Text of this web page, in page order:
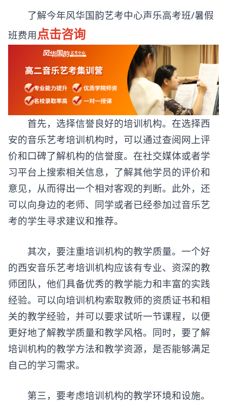
了解今年风华国韵艺考中心声乐高考班/暑假
班费用点击咨询
首先，选择信誉良好的培训机构。在选择西
安的音乐艺考培训机构时，可以通过查阅网上评
价和口碑了解机构的信誉度。在社交媒体或者学
习平台上搜索相关信息，了解其他学员的评价和
意见，从而得出一个相对客观的判断。此外，还
可以向身边的老师、同学或者已经参加过音乐艺
考的学生寻求建议和推荐。
其次，要注重培训机构的教学质量。一个好
的西安音乐艺考培训机构应该有专业、资深的教
师团队，他们具备优秀的教学能力和丰富的实践
经验。可以向培训机构索取教师的资质证书和相
关的教学经验，并可以要求试听一节课程，以便
更好地了解教学质量和教学风格。同时，要了解
培训机构的教学方法和教学资源，是否能够满足
自己的学习需求。
第三，要考虑培训机构的教学环境和设施。